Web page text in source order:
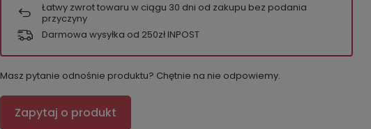
Łatwy zwrot towaru w ciągu 30 dni od zakupu bez podania
przyczyny
Darmowa wysyłka od 250zł INPOST
Masz pytanie odnośnie produktu? Chętnie na nie odpowiemy.
Zapytaj o produkt